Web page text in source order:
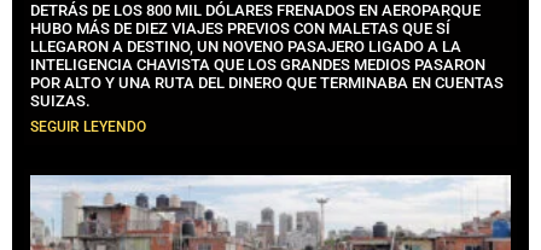
DETRÁS DE LOS 800 MIL DÓLARES FRENADOS EN AEROPARQUE
HUBO MÁS DE DIEZ VIAJES PREVIOS CON MALETAS QUE SÍ
LLEGARON A DESTINO, UN NOVENO PASAJERO LIGADO A LA
INTELIGENCIA CHAVISTA QUE LOS GRANDES MEDIOS PASARON
POR ALTO Y UNA RUTA DEL DINERO QUE TERMINABA EN CUENTAS
SUIZAS.
SEGUIR LEYENDO